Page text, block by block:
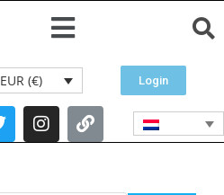
EUR (€) Login